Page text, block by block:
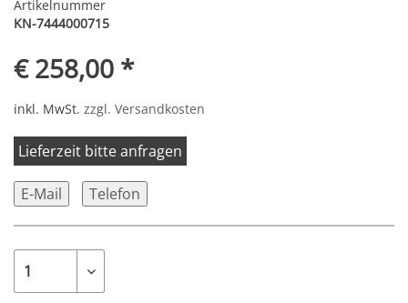
Artikelnummer
KN-7444000715
€ 258,00 *
inkl. MwSt. zzgl. Versandkosten
Lieferzeit bitte anfragen
E-Mail Telefon